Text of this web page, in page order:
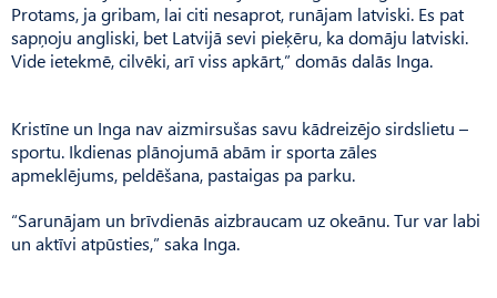
Protams, ja gribam, lai citi nesaprot, runājam latviski. Es pat
sapņoju angliski, bet Latvijā sevi pieķēru, ka domāju latviski.
Vide ietekmē, cilvēki, arī viss apkārt,” domās dalās Inga.
Kristīne un Inga nav aizmirsušas savu kādreizējo sirdslietu –
sportu. Ikdienas plānojumā abām ir sporta zāles
apmeklējums, peldēšana, pastaigas pa parku.
“Sarunājam un brīvdienās aizbraucam uz okeānu. Tur var labi
un aktīvi atpūsties,” saka Inga.